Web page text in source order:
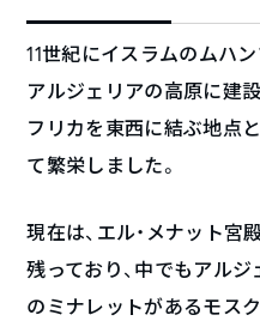
11世紀にイスラムのムハ
アルジェリアの高原に建
フリカを東西に結ぶ地点
て繁栄しました。
現在は、エル・メナット宮
残っており、中でもアル
のミナレットがあるモス